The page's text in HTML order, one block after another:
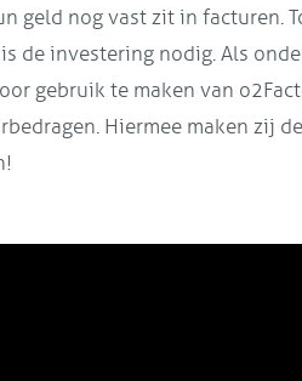
geld nog vast zit in facturen.
de investering nodig. Als
gebruik te maken van
Hiermee maken zij